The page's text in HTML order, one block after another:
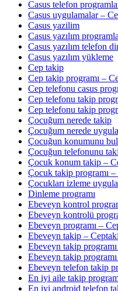
Casus telefon
Casus uygulamalar –
Casus yazilim
Casus yazılım
Casus yazılım telefon
Casus yazılım yükleme
Cep takip
Cep takip programı –
Cep telefonu casus
Cep telefonu takip
Cep telefonu takip
Çocuğum nerede takip
Çocuğum nerede
Çocuğun konumunu
Çocuğun telefonunu
Çocuk konum takip –
Çocuk takip programı
Çocukları izleme
Dinleme programı
Ebeveyn kontrol
Ebeveyn kontrolü
Ebeveyn programı –
Ebeveyn takip –
Ebeveyn takip
Ebeveyn takip
Ebeveyn telefon takip
En iyi aile takip
En iyi android telefon